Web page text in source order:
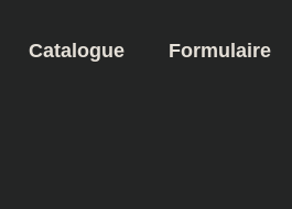
Catalogue Formulaire